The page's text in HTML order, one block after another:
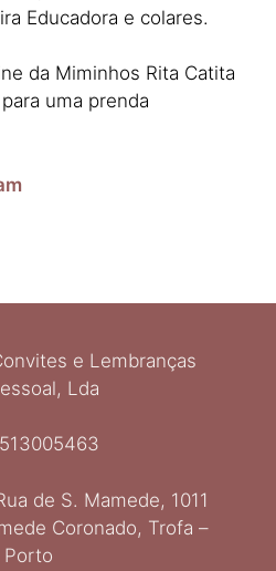
Educadora e colares.
da Miminhos Rita Catita
uma prenda
e Lembranças
Lda
de S. Mamede, 1011
Coronado, Trofa –
Porto